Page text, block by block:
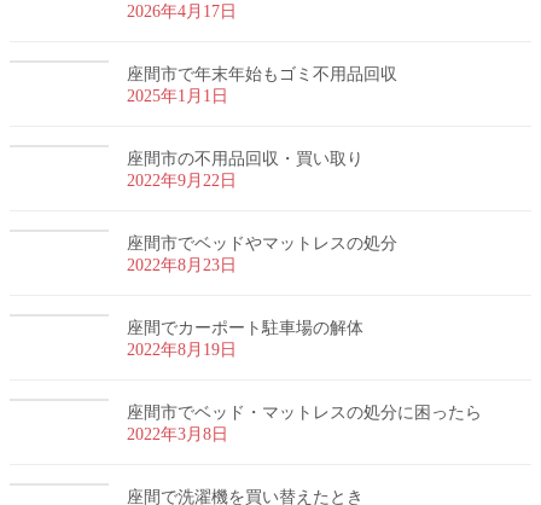
2026年4月17日
座間市で年末年始もゴミ不用品回収
2025年1月1日
座間市の不用品回収・買い取り
2022年9月22日
座間市でベッドやマットレスの処分
2022年8月23日
座間でカーポート駐車場の解体
2022年8月19日
座間市でベッド・マットレスの処分に困ったら
2022年3月8日
座間で洗濯機を買い替えたとき